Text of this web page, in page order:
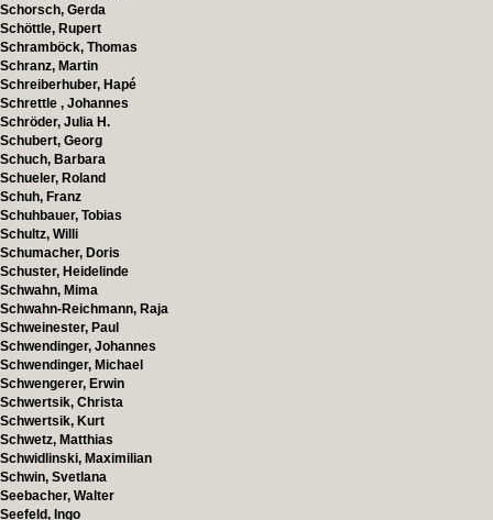
Schorsch, Gerda
Schöttle, Rupert
Schramböck, Thomas
Schranz, Martin
Schreiberhuber, Hapé
Schrettle , Johannes
Schröder, Julia H.
Schubert, Georg
Schuch, Barbara
Schueler, Roland
Schuh, Franz
Schuhbauer, Tobias
Schultz, Willi
Schumacher, Doris
Schuster, Heidelinde
Schwahn, Mima
Schwahn-Reichmann, Raja
Schweinester, Paul
Schwendinger, Johannes
Schwendinger, Michael
Schwengerer, Erwin
Schwertsik, Christa
Schwertsik, Kurt
Schwetz, Matthias
Schwidlinski, Maximilian
Schwin, Svetlana
Seebacher, Walter
Seefeld, Ingo